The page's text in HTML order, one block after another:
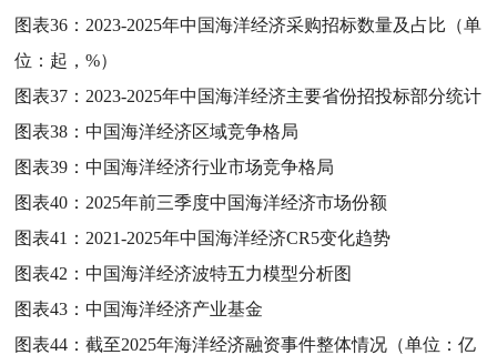
图表36： 2023-2025年中国海洋经济采购招标数量及占比（单
位：起，%）
图表37： 2023-2025年中国海洋经济主要省份招投标部分统计
图表38：中国海洋经济区域竞争格局
图表39：中国海洋经济行业市场竞争格局
图表40： 2025年前三季度中国海洋经济市场份额
图表41： 2021-2025年中国海洋经济CR5变化趋势
图表42：中国海洋经济波特五力模型分析图
图表43：中国海洋经济产业基金
图表44：截至2025年海洋经济融资事件整体情况（单位：亿